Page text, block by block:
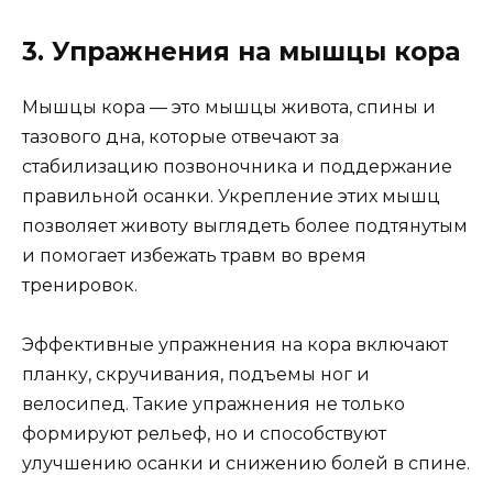
3. Упражнения на мышцы кора
Мышцы кора — это мышцы живота, спины и
тазового дна, которые отвечают за
стабилизацию позвоночника и поддержание
правильной осанки. Укрепление этих мышц
позволяет животу выглядеть более подтянутым
и помогает избежать травм во время
тренировок.
Эффективные упражнения на кора включают
планку, скручивания, подъемы ног и
велосипед. Такие упражнения не только
формируют рельеф, но и способствуют
улучшению осанки и снижению болей в спине.